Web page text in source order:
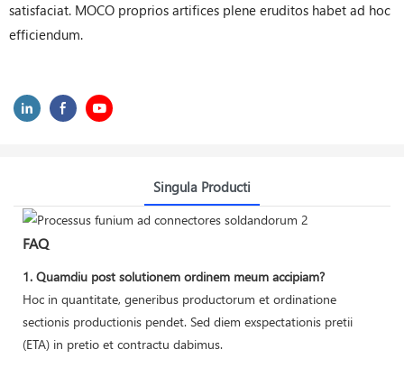
satisfaciat. MOCO proprios artifices plene eruditos habet ad hoc
efficiendum.
Singula Producti
FAQ
1. Quamdiu post solutionem ordinem meum accipiam?
Hoc in quantitate, generibus productorum et ordinatione
sectionis productionis pendet. Sed diem exspectationis pretii
(ETA) in pretio et contractu dabimus.